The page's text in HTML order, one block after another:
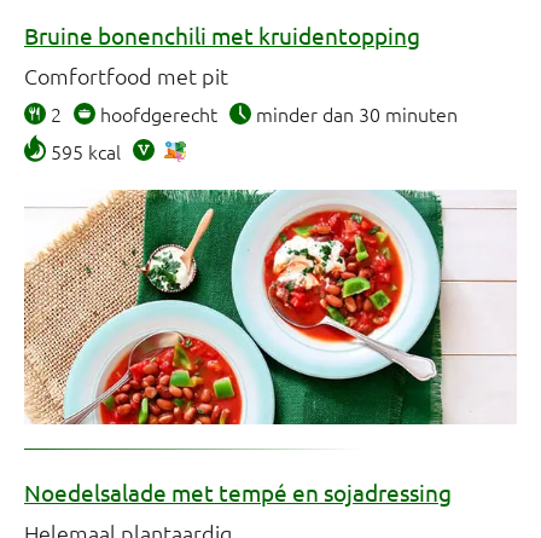
Bruine bonenchili met kruidentopping
Comfortfood met pit
2 hoofdgerecht
minder dan 30 minuten
595 kcal
Noedelsalade met tempé en sojadressing
Helemaal plantaardig